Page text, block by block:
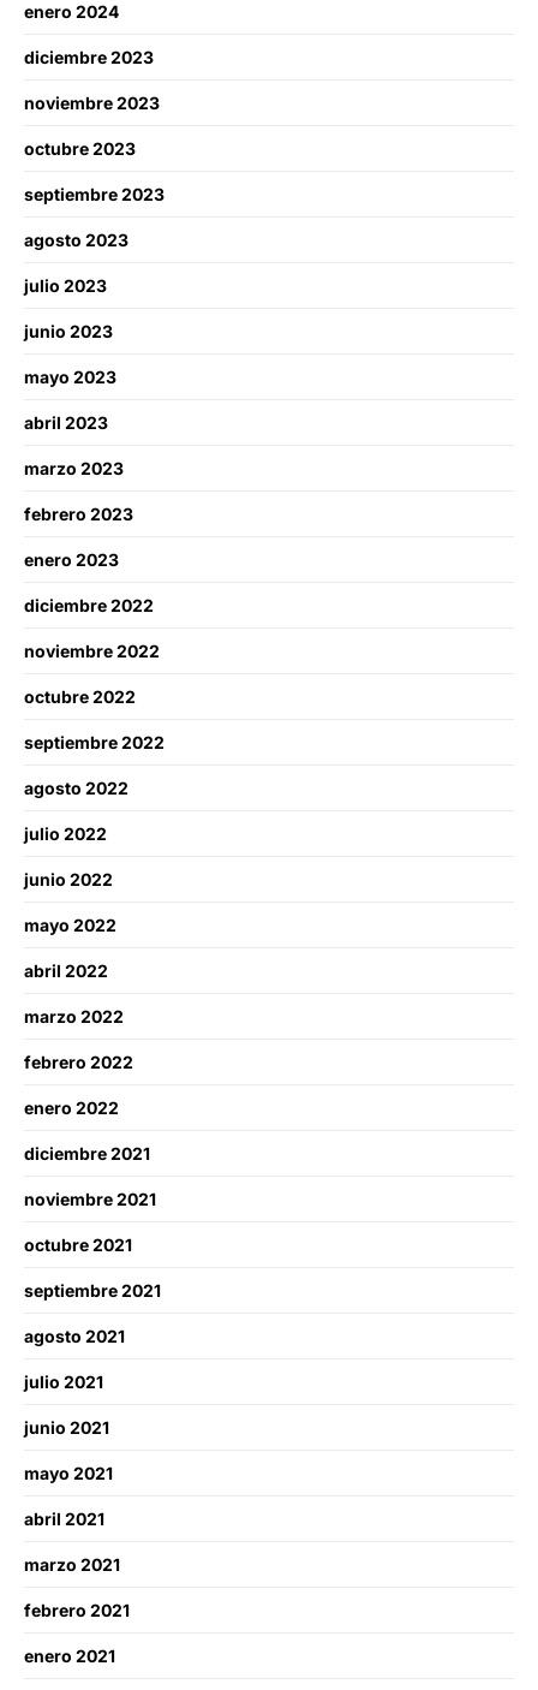
enero 2024
diciembre 2023
noviembre 2023
octubre 2023
septiembre 2023
agosto 2023
julio 2023
junio 2023
mayo 2023
abril 2023
marzo 2023
febrero 2023
enero 2023
diciembre 2022
noviembre 2022
octubre 2022
septiembre 2022
agosto 2022
julio 2022
junio 2022
mayo 2022
abril 2022
marzo 2022
febrero 2022
enero 2022
diciembre 2021
noviembre 2021
octubre 2021
septiembre 2021
agosto 2021
julio 2021
junio 2021
mayo 2021
abril 2021
marzo 2021
febrero 2021
enero 2021